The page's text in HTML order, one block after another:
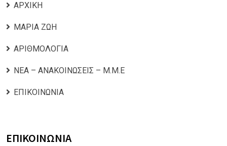
ΑΡΧΙΚΗ
ΜΑΡΙΑ ΖΩΗ
ΑΡΙΘΜΟΛΟΓΙΑ
ΝΕΑ – ΑΝΑΚΟΙΝΩΣΕΙΣ – Μ.Μ.Ε
ΕΠΙΚΟΙΝΩΝΙΑ
ΕΠΙΚΟΙΝΩΝΙΑ